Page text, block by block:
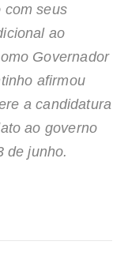
com seus
ao
Governador
afirmou
a candidatura
ao governo
de junho.